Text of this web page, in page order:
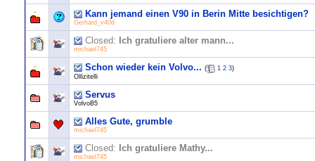
Kann jemand einen V90 in Berin Mitte besichtigen?
Gerhard_v40d
Closed: Ich gratuliere alter mann...
michael745
Schon wieder kein Volvo... ( 1 2 3)
Ollizitelli
Servus
VolvoB5
Alles Gute, grumble
michael745
Closed: Ich gratuliere Mathy...
michael745